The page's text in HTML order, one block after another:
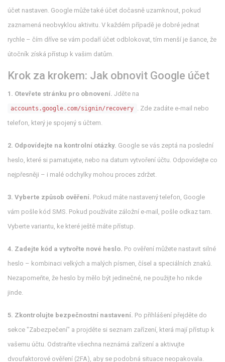
účet nastaven. Google může také účet dočasně uzamknout, pokud
zaznamená neobvyklou aktivitu. V každém případě je dobré jednat
rychle – čím dříve se vám podaří účet odblokovat, tím menší je šance, že
útočník získá přístup k vašim datům.
Krok za krokem: Jak obnovit Google účet
1. Otevřete stránku pro obnovení. Jděte na
accounts.google.com/signin/recovery . Zde zadáte e‑mail nebo
telefon, který je spojený s účtem.
2. Odpovídejte na kontrolní otázky. Google se vás zeptá na poslední
heslo, které si pamatujete, nebo na datum vytvoření účtu. Odpovídejte co
nejpřesněji – i malé odchylky mohou proces zdržet.
3. Vyberte způsob ověření. Pokud máte nastavený telefon, Google
vám pošle kód SMS. Pokud používáte záložní e‑mail, pošle odkaz tam.
Vyberte variantu, ke které ještě máte přístup.
4. Zadejte kód a vytvořte nové heslo. Po ověření můžete nastavit silné
heslo – kombinaci velkých a malých písmen, čísel a speciálních znaků.
Nezapomeňte, že heslo by mělo být jedinečné, ne použijte ho nikde
jinde.
5. Zkontrolujte bezpečnostní nastavení. Po přihlášení přejděte do
sekce "Zabezpečení" a projděte si seznam zařízení, která mají přístup k
vašemu účtu. Odstraňte všechna neznámá zařízení a aktivujte
dvoufaktorové ověření (2FA), aby se podobná situace neopakovala.